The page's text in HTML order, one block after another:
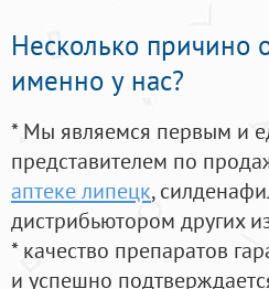
Несколько причино
именно у нас?
* Мы являемся первым и
представителем по
аптеке липецк,
дистрибьютором других
* качество препаратов
и успешно